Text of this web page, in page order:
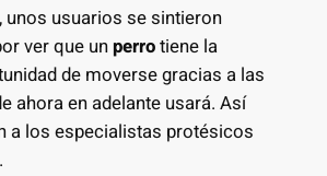
unos usuarios se sintieron
ver que unperrotiene la
de moverse gracias a las
ahora en adelante usará. Así
a los especialistas protésicos